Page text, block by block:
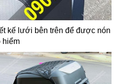
kế lưới bên trên để được nón
hiểm